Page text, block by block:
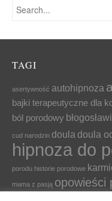
TAGI
asertywność autohipnoza
bajki terapeutyczne dla
ból porodowy
cud narodzin doula doula
hipnoza do
porodu historie porodowe
mama z pasją opowieści